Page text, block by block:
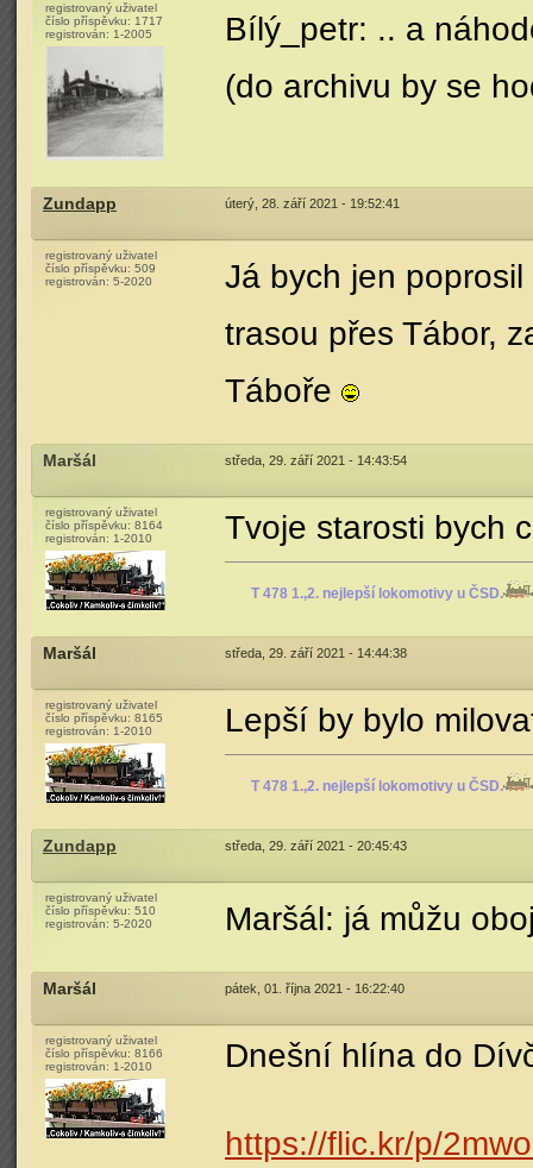
registrovaný uživatel
číslo příspěvku: 1717
registrován: 1-2005
Bílý_petr: .. a
(do archivu by se
Zundapp úterý, 28. září 2021 - 19:52:41
registrovaný uživatel
číslo příspěvku: 509
registrován: 5-2020
Já bych jen
trasou přes Tábor,
Táboře
Maršál středa, 29. září 2021 - 14:43:54
registrovaný uživatel
číslo příspěvku: 8164
registrován: 1-2010 Tvoje starosti bych
T 478 1.,2. nejlepší lokomotivy u ČSD.
Maršál středa, 29. září 2021 - 14:44:38
registrovaný uživatel
číslo příspěvku: 8165
registrován: 1-2010 Lepší by bylo
T 478 1.,2. nejlepší lokomotivy u ČSD.
Zundapp středa, 29. září 2021 - 20:45:43
registrovaný uživatel
číslo příspěvku: 510
registrován: 5-2020 Maršál: já můžu
Maršál pátek, 01. října 2021 - 16:22:40
registrovaný uživatel
číslo příspěvku: 8166
registrován: 1-2010 Dnešní hlína do
https://flic.kr/p/